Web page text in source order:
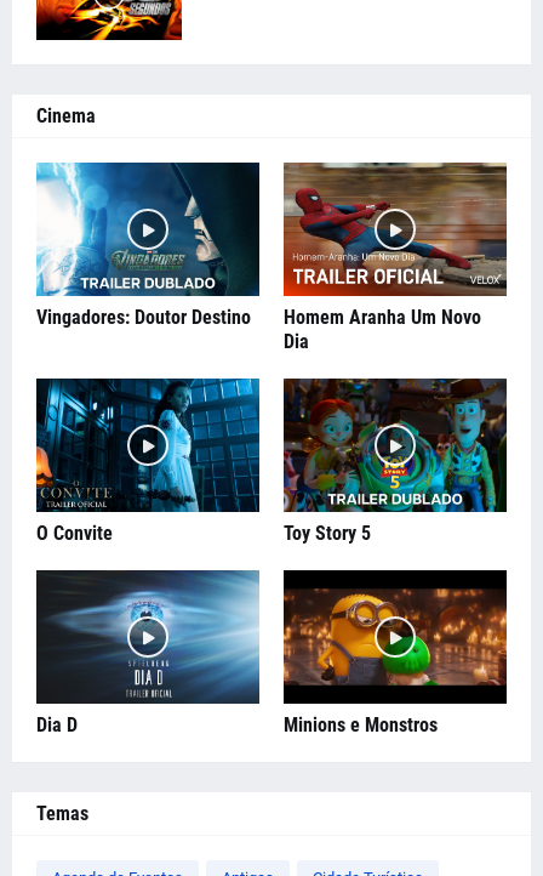
Cinema
Vingadores: Doutor Destino
Homem Aranha Um Novo
Dia
O Convite Toy Story 5
Dia D Minions e Monstros
Temas